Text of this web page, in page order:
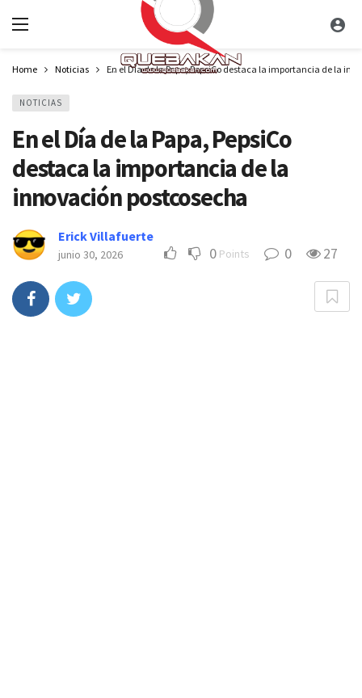
Home Noticias En el Día de la Papa, PepsiCo destaca la importancia de la
NOTICIAS
En el Día de la Papa, PepsiCo
destaca la importancia de la
innovación postcosecha
Erick Villafuerte
junio 30, 2026 0 Points 0 27